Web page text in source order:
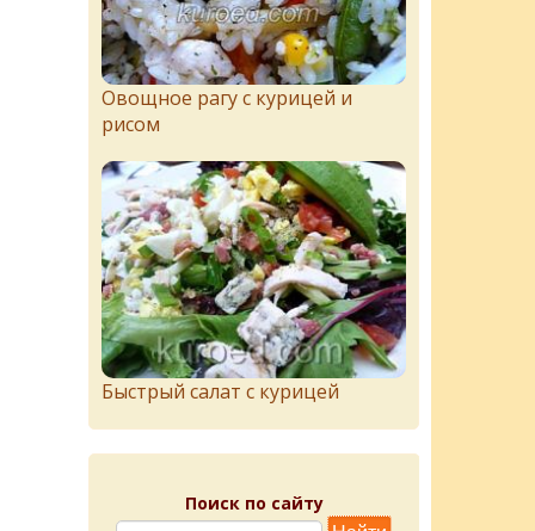
Овощное рагу с курицей и
рисом
Быстрый салат с курицей
Поиск по сайту